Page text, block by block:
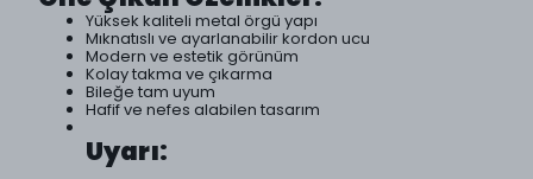
Yüksek kaliteli metal örgü yapı
Mıknatıslı ve ayarlanabilir kordon ucu
Modern ve estetik görünüm
Kolay takma ve çıkarma
Bileğe tam uyum
Hafif ve nefes alabilen tasarım
Uyarı: